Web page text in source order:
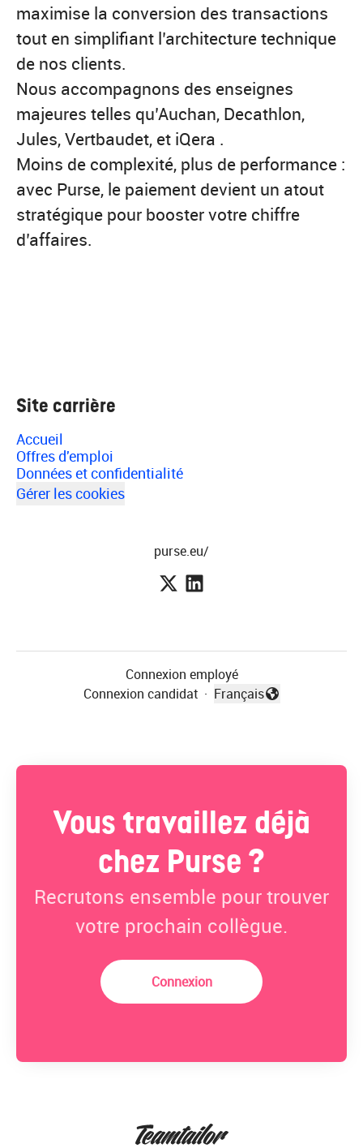
maximise la conversion des transactions
tout en simplifiant l’architecture technique
de nos clients.
Nous accompagnons des enseignes
majeures telles qu’Auchan, Decathlon,
Jules, Vertbaudet, et iQera .
Moins de complexité, plus de performance :
avec Purse, le paiement devient un atout
stratégique pour booster votre chiffre
d’affaires.
Site carrière
Accueil
Offres d'emploi
Données et confidentialité
Gérer les cookies
purse.eu/
Connexion employé
Connexion candidat · Changer la langue
Français
Vous travaillez déjà
chez Purse ?
Recrutons ensemble pour trouver
votre prochain collègue.
Connexion